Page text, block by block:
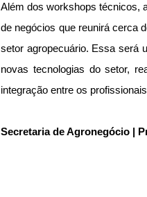
Além dos workshops técnicos,
de negócios que reunirá cerca
setor agropecuário. Essa será
novas tecnologias do setor,
integração entre os
Secretaria de Agronegócio |